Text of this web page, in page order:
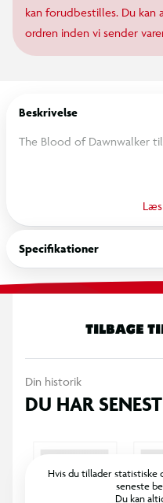
kan forudbestilles. Du
ordren inden vi sender
Beskrivelse
The Blood of Dawnwalker til
fantasy-genren med
1300-tallet.
Spillet er udviklet til
kompatibel PS5-
Specifikationer
TILBAGE
Din historik
DU HAR
Hvis du tillader statistiske
seneste
Du kan